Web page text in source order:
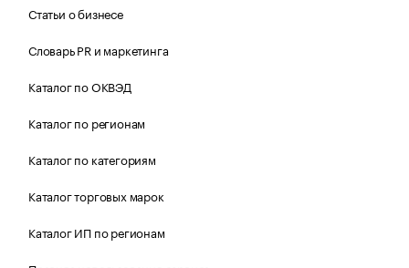
Статьи о бизнесе
Словарь PR и маркетинга
Каталог по ОКВЭД
Каталог по регионам
Каталог по категориям
Каталог торговых марок
Каталог ИП по регионам